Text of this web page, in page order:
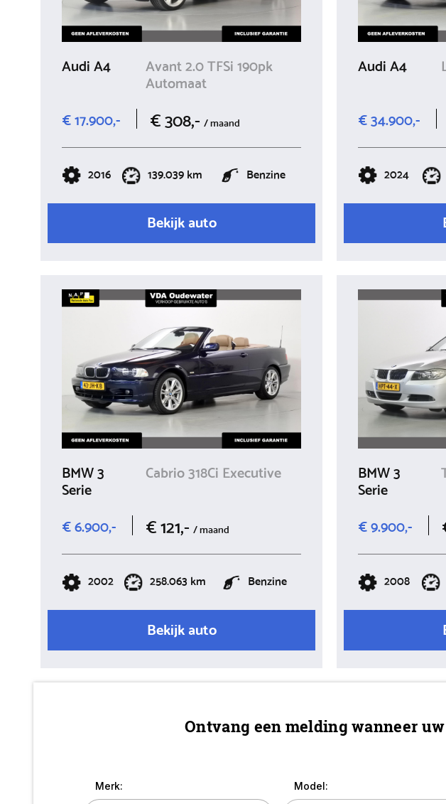
Audi A4 Avant 2.0 TFSi 190pk
Automaat
€ 17.900,-
€ 308,-/ maand
2016 139.039 km Benzine
Bekijk auto
Audi A4
€ 34.900,-
2024
BMW 3
Serie
Cabrio 318Ci Executive
€ 6.900,- € 121,-/ maand
2002 258.063 km Benzine
Bekijk auto
BMW 3
Serie
€ 9.900,-
2008
Ontvang een melding wanneer
Merk: Model: